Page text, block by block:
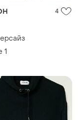
4
1